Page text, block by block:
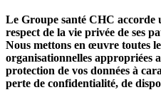
Le Groupe santé CHC
respect de la vie privée de ses
Nous mettons en œuvre toutes
organisationnelles appropriées
protection de vos données à
perte de confidentialité, de